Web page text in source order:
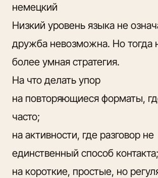
немецкий
Низкий уровень языка не
дружба невозможна. Но тогда
более умная стратегия.
На что делать упор
на повторяющиеся форматы,
часто;
на активности, где разговор не
единственный способ контакта;
на короткие, простые, но